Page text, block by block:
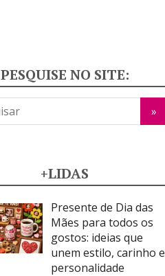
PESQUISE NO SITE:
+LIDAS
Presente de Dia das
Mães para todos os
gostos: ideias que
unem estilo, carinho e
personalidade